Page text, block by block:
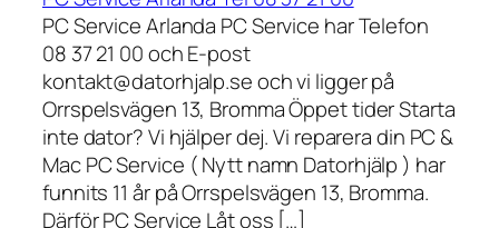
PC Service Arlanda PC Service har Telefon
08 37 21 00 och E-post
kontakt@datorhjalp.se och vi ligger på
Orrspelsvägen 13, Bromma Öppet tider Starta
inte dator? Vi hjälper dej. Vi reparera din PC &
Mac PC Service ( Nytt namn Datorhjälp ) har
funnits 11 år på Orrspelsvägen 13, Bromma.
Därför PC Service Låt oss […]